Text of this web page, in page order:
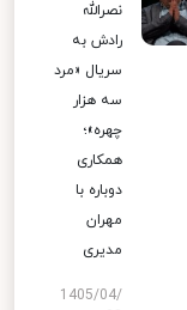
نصرالله
رادش به
سریال «مرد
سه هزار
چهره»؛
همکاری
دوباره با
مهران
مدیری
1405/04/